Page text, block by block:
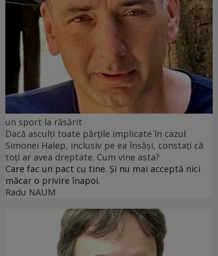
un sport la răsărit
Dacă asculți toate părțile implicate în cazul
Simonei Halep, inclusiv pe ea însăși, constați că
toți ar avea dreptate. Cum vine asta?
Care fac un pact cu tine. Și nu mai acceptă nici
măcar o privire înapoi.
Radu NAUM